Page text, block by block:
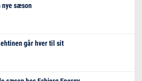
sæson
går hver til sit